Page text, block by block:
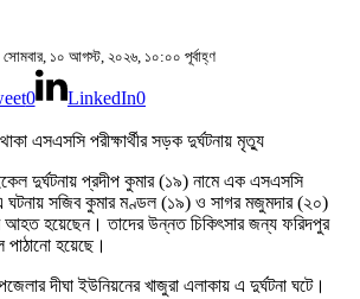
সোমবার, ১০ আগস্ট, ২০২৬, ১০:০০ পূর্বাহ্ণ
0 LinkedIn0
দুর্ঘটনায় প্রদীপ কুমার (১৯) নামে এক এসএসসি
এ ঘটনায় সজিব কুমার মণ্ডল (১৯) ও সাগর মজুমদার (২০)
হয়েছেন। তাদের উন্নত চিকিৎসার জন্য ফরিদপুর
হয়েছে।
দীঘা ইউনিয়নের খাজুরা এলাকায় এ দুর্ঘটনা ঘটে।